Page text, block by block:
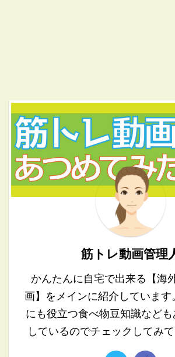
筋トレ動画管理
かんたんに自宅で出来る【海
画】をメインに紹介しています
にも役立つ食べ物豆知識など
しているのでチェックしてみ